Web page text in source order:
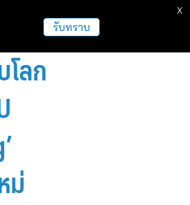
ฝากข่าวประชาสัมพันธ์
ลก
ม่
รับทราบ
X